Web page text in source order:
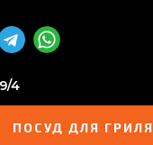
4
ПОСУД ДЛЯ ГРИЛЯ